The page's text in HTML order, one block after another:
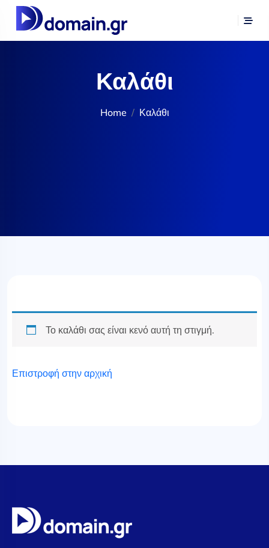
Καλάθι
Home Καλάθι
Το καλάθι σας είναι κενό αυτή τη στιγμή.
Επιστροφή στην αρχική